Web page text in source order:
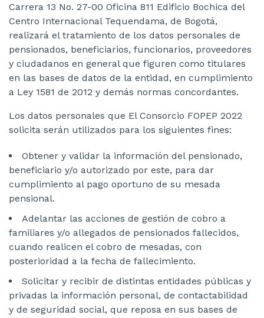
Carrera 13 No. 27-00 Oficina 811 Edificio Bochica del
Centro Internacional Tequendama, de Bogotá,
realizará el tratamiento de los datos personales de
pensionados, beneficiarios, funcionarios, proveedores
y ciudadanos en general que figuren como titulares
en las bases de datos de la entidad, en cumplimiento
a Ley 1581 de 2012 y demás normas concordantes.
Los datos personales que El Consorcio FOPEP 2022
solicita serán utilizados para los siguientes fines:
Obtener y validar la información del pensionado,
beneficiario y/o autorizado por este, para dar
cumplimiento al pago oportuno de su mesada
pensional.
Adelantar las acciones de gestión de cobro a
familiares y/o allegados de pensionados fallecidos,
cuando realicen el cobro de mesadas, con
posterioridad a la fecha de fallecimiento.
Solicitar y recibir de distintas entidades públicas y
privadas la información personal, de contactabilidad
y de seguridad social, que reposa en sus bases de